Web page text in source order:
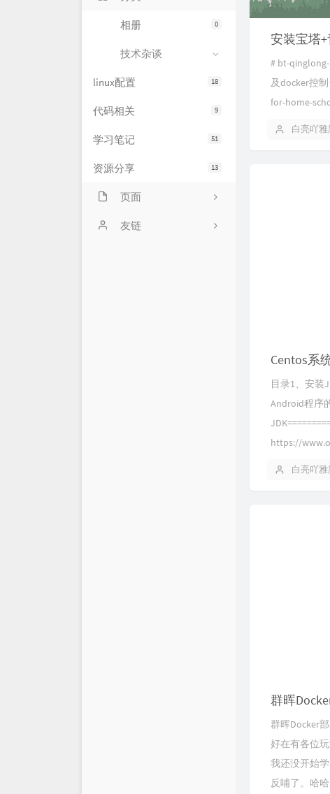
0
相册
技术杂谈
18
linux配置
9
代码相关
51
学习笔记
13
资源分享
页面
网站状态
友链
安装宝塔
​#​ ​bt-
及docker​控
for-home-
白亮吖雅
Centos系
目录1、安装
Android程序
https://
白亮吖雅
群晖
群晖Docker
好在有各位
我还没开始
反哺了。哈